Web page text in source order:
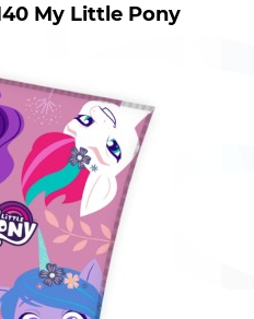
My Little Pony